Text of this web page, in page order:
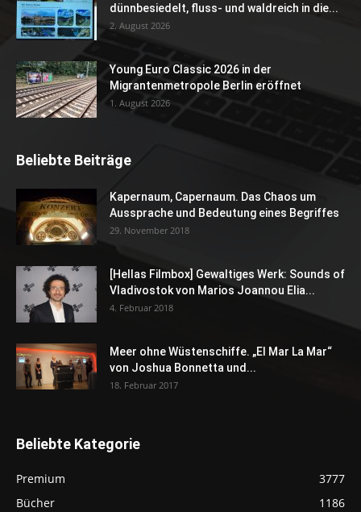
dünnbesiedelt, fluss- und waldreich in die...
2. August 2026
Young Euro Classic 2026 in der
Migrantenmetropole Berlin eröffnet
1. August 2026
Beliebte Beiträge
Kapernaum, Capernaum. Das Chaos um
Aussprache und Bedeutung eines Begriffes
29. November 2018
[Hellas Filmbox] Gewaltiges Werk: Sounds of
Vladivostok von Marios Joannou Elia...
4. Februar 2018
Meer ohne Wüstenschiffe. „El Mar La Mar“
von Joshua Bonnetta und...
18. Februar 2017
Beliebte Kategorie
Premium
3777
Bücher
1186